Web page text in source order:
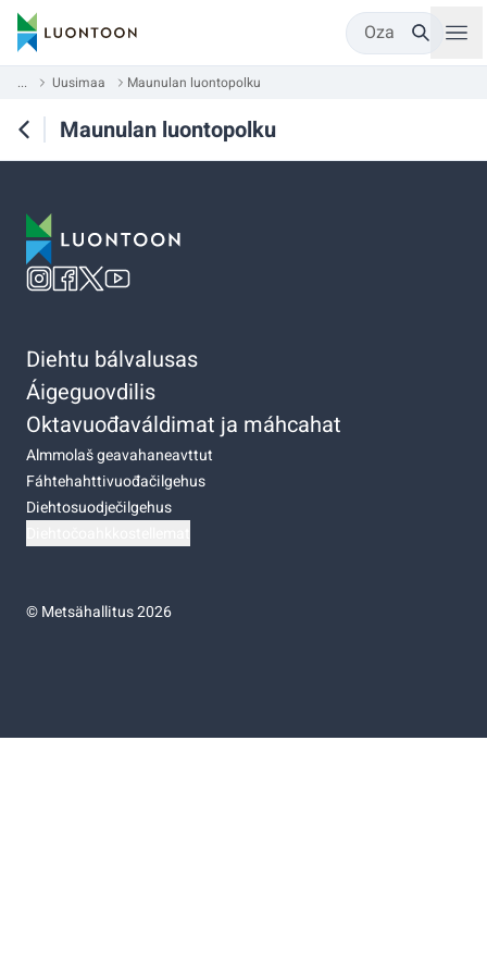
Oza
... Uusimaa Maunulan luontopolku
Maunulan luontopolku
Diehtu bálvalusas
Áigeguovdilis
Oktavuođaváldimat ja máhcahat
Almmolaš geavahaneavttut
Fáhtehahttivuođačilgehus
Diehtosuodječilgehus
©Metsähallitus 2026